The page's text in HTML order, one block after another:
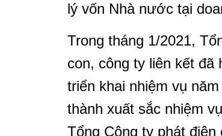
lý vốn Nhà nước tại
Trong tháng 1/2021,
con, công ty liên kết đã
triển khai nhiệm vụ
thành xuất sắc nhiệm
Tổng Công ty phát